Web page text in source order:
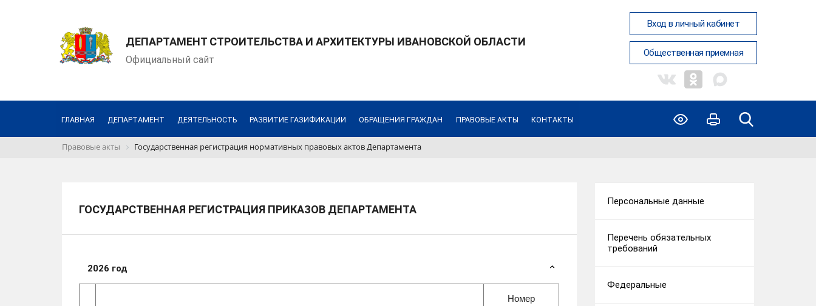
ДЕПАРТАМЕНТ СТРОИТЕЛЬСТВА И АРХИТЕКТУРЫ ИВАНОВСКОЙ ОБЛАСТИ
Официальный сайт
Вход в личный кабинет
Общественная приемная
ГЛАВНАЯ ДЕПАРТАМЕНТ ДЕЯТЕЛЬНОСТЬ РАЗВИТИЕ ГАЗИФИКАЦИИ ОБРАЩЕНИЯ ГРАЖДАН ПРАВОВЫЕ АКТЫ КОНТАКТЫ
Правовые акты Государственная регистрация нормативных правовых актов Департамента
ГОСУДАРСТВЕННАЯ РЕГИСТРАЦИЯ ПРИКАЗОВ ДЕПАРТАМЕНТА
2026 год
Номер
Персональные данные
Перечень обязательных
требований
Федеральные